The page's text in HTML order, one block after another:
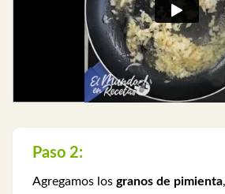
Paso 2:
Agregamos los granos de pimienta